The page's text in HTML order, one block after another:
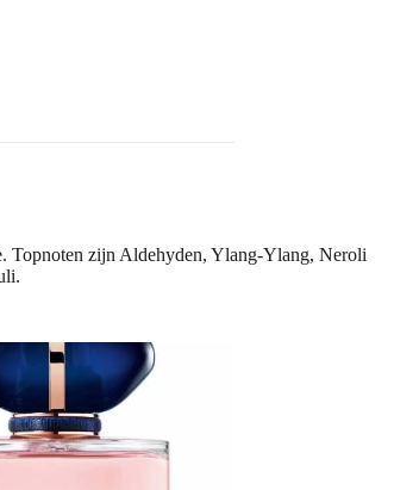
Topnoten zijn Aldehyden, Ylang-Ylang, Neroli